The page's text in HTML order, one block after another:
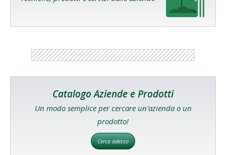
Catalogo Aziende e Prodotti
Un modo semplice per cercare un'azienda o un
prodotto!
Cerca adesso